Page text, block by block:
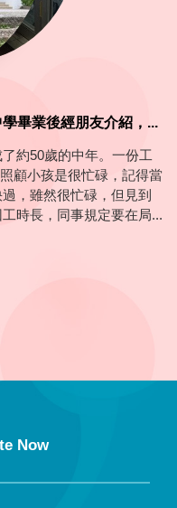
畢業後經朋友介紹，...
約50歲的中年。一份工
顧小孩是很忙碌，記得當
，雖然很忙碌，但見到
時長，同事規定要在局...
Now